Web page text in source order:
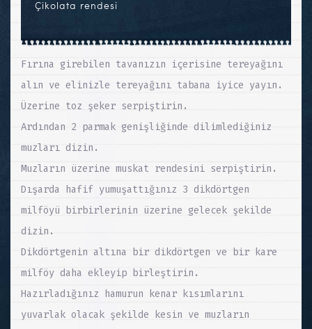
Çikolata rendesi
Fırına girebilen tavanızın içerisine tereyağını
alın ve elinizle tereyağını tabana iyice yayın.
Üzerine toz şeker serpiştirin.
Ardından 2 parmak genişliğinde dilimlediğiniz
muzları dizin.
Muzların üzerine muskat rendesini serpiştirin.
Dışarda hafif yumuşattığınız 3 dikdörtgen
milföyü birbirlerinin üzerine gelecek şekilde
dizin.
Dikdörtgenin altına bir dikdörtgen ve bir kare
milföy daha ekleyip birleştirin.
Hazırladığınız hamurun kenar kısımlarını
yuvarlak olacak şekilde kesin ve muzların